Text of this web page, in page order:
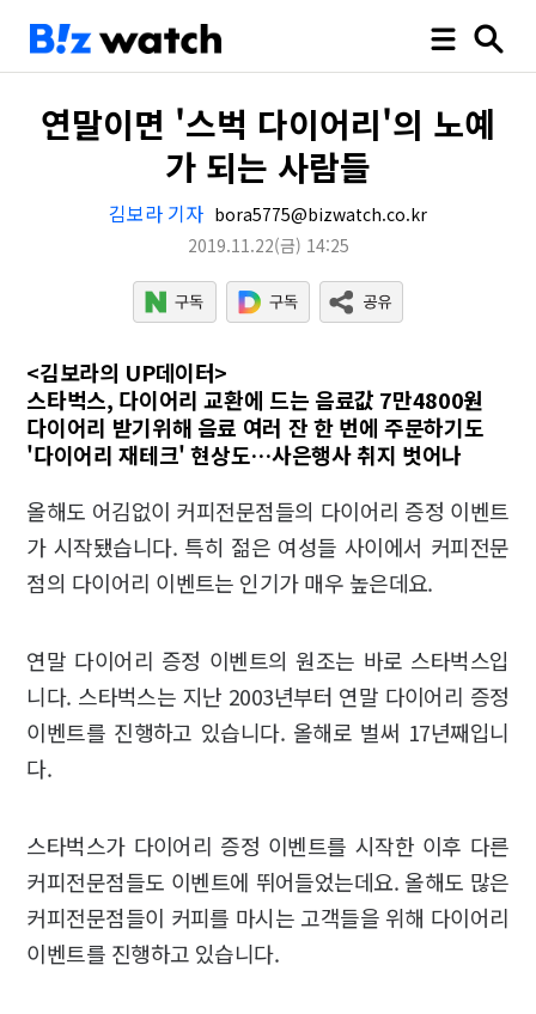
연말이면 '스벅 다이어리'의 노예
가 되는 사람들
김보라 기자 bora5775@bizwatch.co.kr
2019.11.22(금) 14:25
<김보라의 UP데이터>
스타벅스, 다이어리 교환에 드는 음료값 7만4800원
다이어리 받기위해 음료 여러 잔 한 번에 주문하기도
'다이어리 재테크' 현상도…사은행사 취지 벗어나
올해도 어김없이 커피전문점들의 다이어리 증정 이벤트
가 시작됐습니다. 특히 젊은 여성들 사이에서 커피전문
점의 다이어리 이벤트는 인기가 매우 높은데요.
연말 다이어리 증정 이벤트의 원조는 바로 스타벅스입
니다. 스타벅스는 지난 2003년부터 연말 다이어리 증정
이벤트를 진행하고 있습니다. 올해로 벌써 17년째입니
다.
스타벅스가 다이어리 증정 이벤트를 시작한 이후 다른
커피전문점들도 이벤트에 뛰어들었는데요. 올해도 많은
커피전문점들이 커피를 마시는 고객들을 위해 다이어리
이벤트를 진행하고 있습니다.